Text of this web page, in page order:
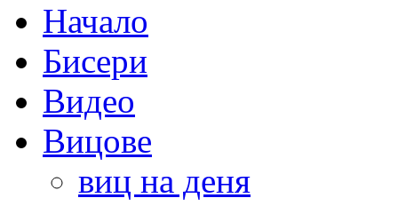
Начало
Бисери
Видео
Вицове
виц на деня